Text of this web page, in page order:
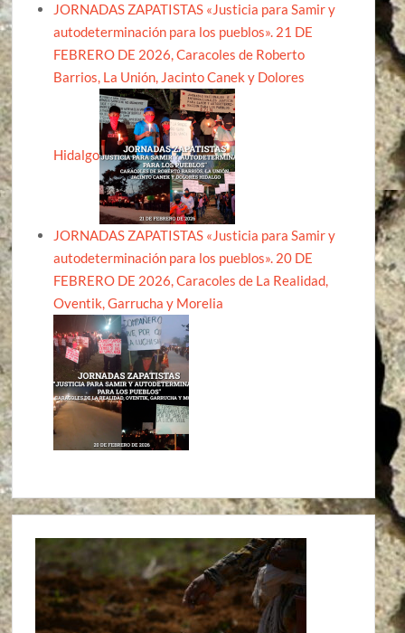
JORNADAS ZAPATISTAS «Justicia para Samir y
autodeterminación para los pueblos». 21 DE
FEBRERO DE 2026, Caracoles de Roberto
Barrios, La Unión, Jacinto Canek y Dolores
Hidalgo
JORNADAS ZAPATISTAS «Justicia para Samir y
autodeterminación para los pueblos». 20 DE
FEBRERO DE 2026, Caracoles de La Realidad,
Oventik, Garrucha y Morelia